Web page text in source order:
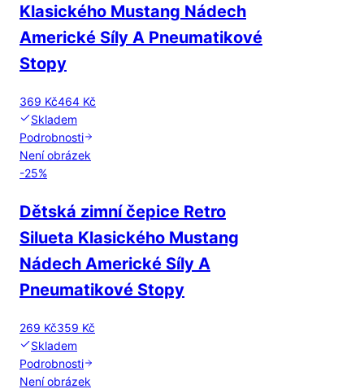
Klasického Mustang Nádech
Americké Síly A Pneumatikové
Stopy
369 Kč464 Kč
Skladem
Podrobnosti
Není obrázek
-25%
Dětská zimní čepice Retro
Silueta Klasického Mustang
Nádech Americké Síly A
Pneumatikové Stopy
269 Kč359 Kč
Skladem
Podrobnosti
Není obrázek